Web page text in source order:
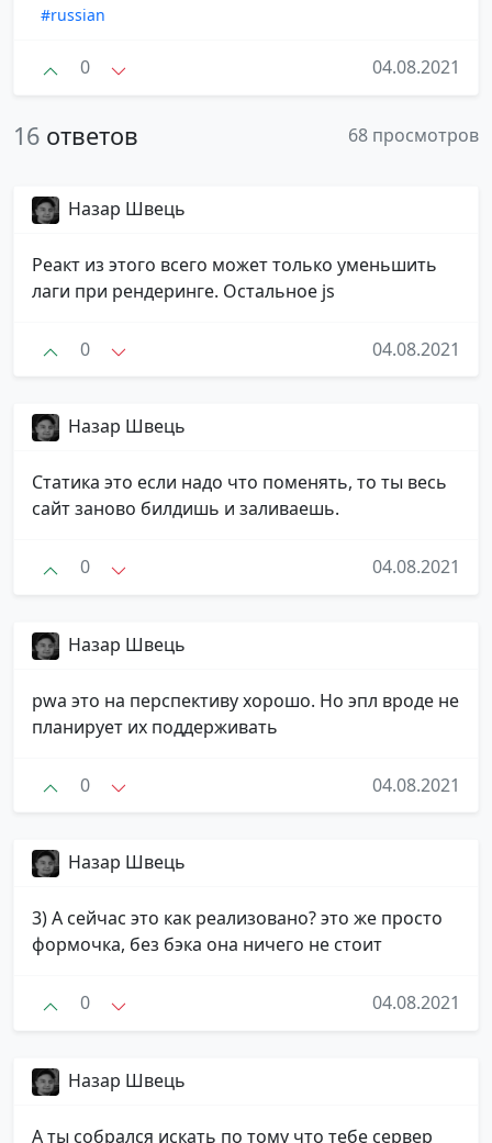
#russian
0 04.08.2021
16 ответов 68 просмотров
Назар Швець
Реакт из этого всего может только уменьшить
лаги при рендеринге. Остальное js
0 04.08.2021
Назар Швець
Статика это если надо что поменять, то ты весь
сайт заново билдишь и заливаешь.
0 04.08.2021
Назар Швець
pwa это на перспективу хорошо. Но эпл вроде не
планирует их поддерживать
0 04.08.2021
Назар Швець
3) А сейчас это как реализовано? это же просто
формочка, без бэка она ничего не стоит
0 04.08.2021
Назар Швець
А ты собрался искать по тому что тебе сервер